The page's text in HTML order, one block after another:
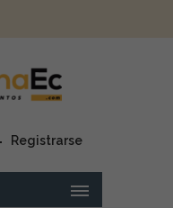
Registrarse